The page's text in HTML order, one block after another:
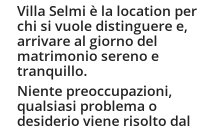
Villa Selmi è la location per
chi si vuole distinguere e,
arrivare al giorno del
matrimonio sereno e
tranquillo.
Niente preoccupazioni,
qualsiasi problema o
desiderio viene risolto dal